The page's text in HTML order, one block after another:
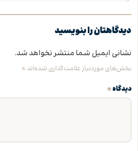
دیدگاهتان را بنویسید
نشانی ایمیل شما منتشر نخواهد شد.
بخش‌های موردنیاز علامت‌گذاری شده‌اند*
دیدگاه*